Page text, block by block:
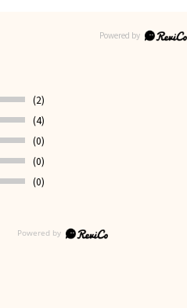
(2)
(4)
(0)
(0)
(0)